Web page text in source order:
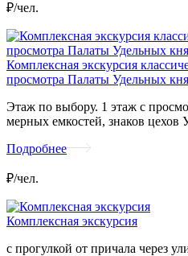
₽/чел.
Комплексная экскурсия
просмотра Палаты Удельных
Этаж по выбору. 1 этаж с
мерных емкостей, знаков цехов
Подробнее
₽/чел.
Комплексная экскурсия
с прогулкой от причала через